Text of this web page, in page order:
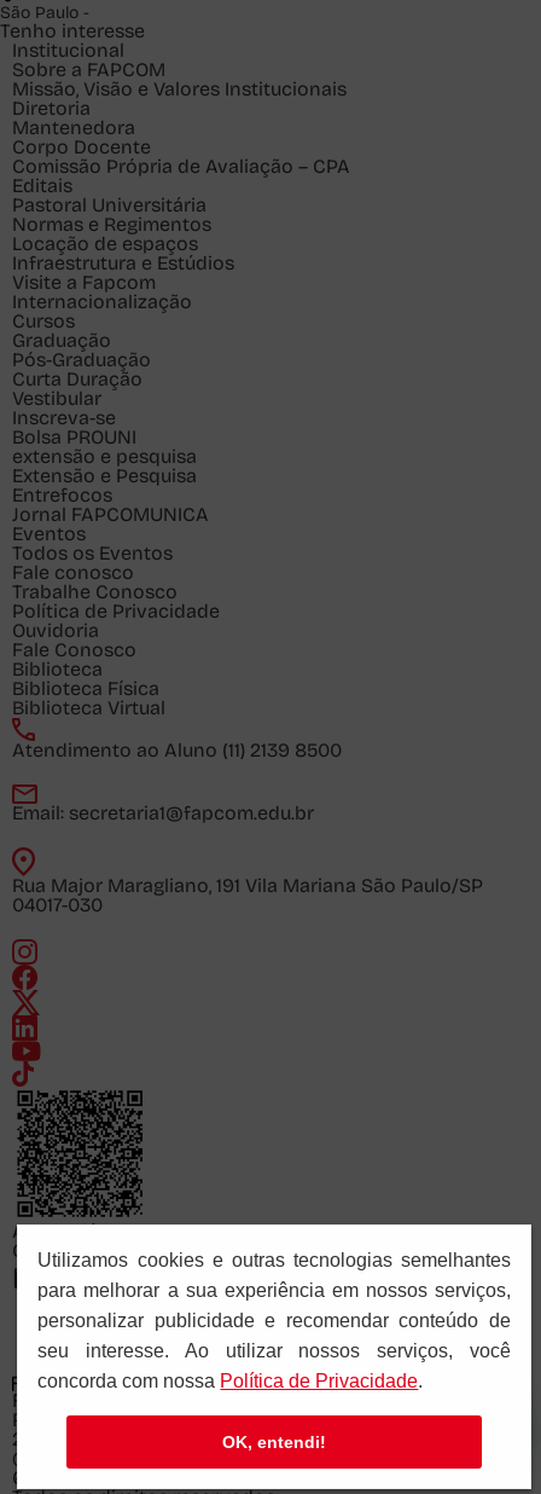
São Paulo -
Tenho interesse
Institucional
Sobre a FAPCOM
Missão, Visão e Valores Institucionais
Diretoria
Mantenedora
Corpo Docente
Comissão Própria de Avaliação – CPA
Editais
Pastoral Universitária
Normas e Regimentos
Locação de espaços
Infraestrutura e Estúdios
Visite a Fapcom
Internacionalização
Cursos
Graduação
Pós-Graduação
Curta Duração
Vestibular
Inscreva-se
Bolsa PROUNI
extensão e pesquisa
Extensão e Pesquisa
Entrefocos
Jornal FAPCOMUNICA
Eventos
Todos os Eventos
Fale conosco
Trabalhe Conosco
Política de Privacidade
Ouvidoria
Fale Conosco
Biblioteca
Biblioteca Física
Biblioteca Virtual
Atendimento ao Aluno (11) 2139 8500
Email: secretaria1@fapcom.edu.br
Rua Major Maragliano, 191 Vila Mariana São Paulo/SP
04017-030
Acesse já
Consulte o cadastro da FAPCOM no sistema e-MEC
FACULDADE PAULUS DE COMUNICAÇÃO
Recredenciada pela Portaria Ministerial nº 878 de
28/11/2025
© Copyright 2026 PIA SOCIEDADE DE SÃO PAULO - CNPJ:
61.287.546/0041-57.
Utilizamos cookies e outras tecnologias semelhantes
para melhorar a sua experiência em nossos serviços,
personalizar publicidade e recomendar conteúdo de
seu interesse. Ao utilizar nossos serviços, você
concorda com nossa Polí­tica de Privacidade.
OK, entendi!